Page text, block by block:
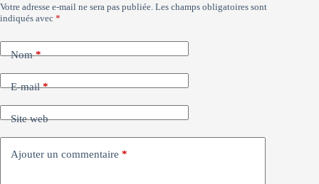
Votre adresse e-mail ne sera pas publiée. Les champs obligatoires sont
indiqués avec *
Nom*
E-mail*
Site web
Ajouter un commentaire *